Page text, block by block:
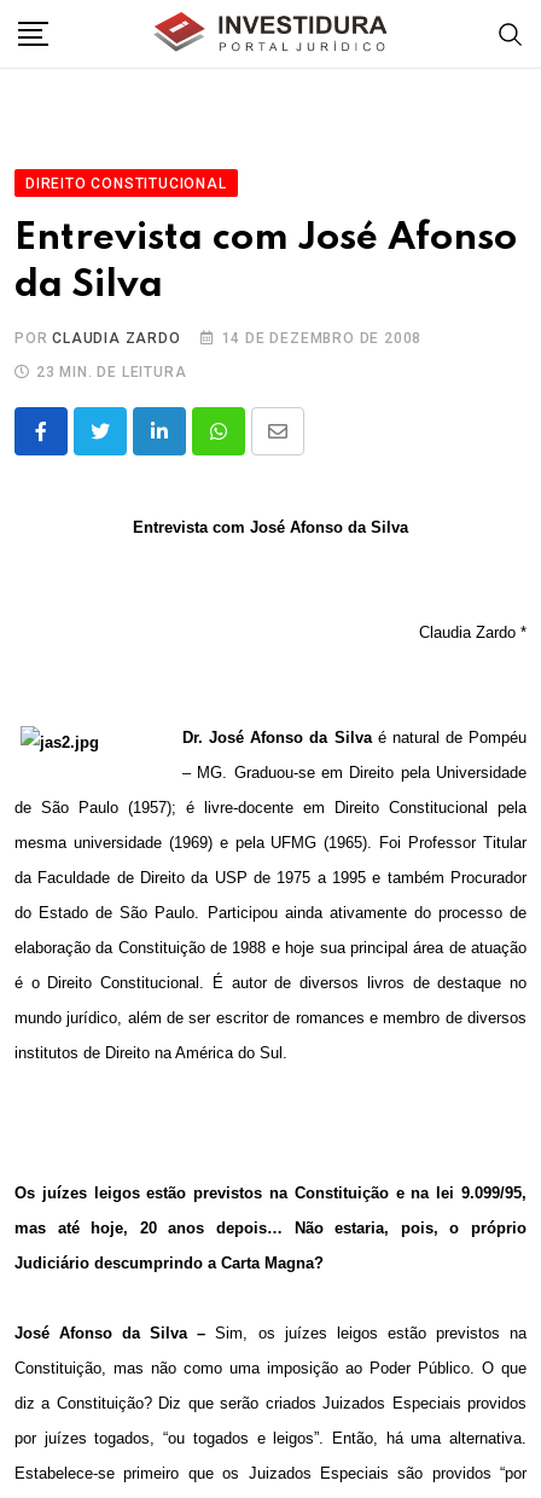
DIREITO CONSTITUCIONAL
Entrevista com José Afonso
da Silva
PORCLAUDIA ZARDO
14 DE DEZEMBRO DE 2008
23 MIN. DE LEITURA
LinkedInWhatsappShare
Email
Entrevista com José Afonso da Silva
Claudia Zardo *
Dr.José Afonso da Silvaé natural de Pompéu
– MG. Graduou-se em Direito pela Universidade
de São Paulo (1957); é livre-docente em Direito Constitucional
pela
mesma universidade (1969) e pela UFMG (1965). Foi Professor Titular
da Faculdade de Direito da USP de 1975 a1995 e também Procurador
do Estado de São Paulo. Participou ainda ativamente do processo de
elaboração da Constituição de 1988 e hoje sua principal área de atuação
é o Direito Constitucional. É autor de diversos livros de destaque no
mundo jurídico, além de ser escritor de romances e membro de diversos
institutos de Direito na América do Sul.
Os juízes leigos estão previstos na Constituição e na lei 9.099/95,
mas até hoje, 20 anos depois… Não estaria, pois, o próprio
Judiciário descumprindo a Carta Magna?
José Afonso da Silva– Sim, os juízes leigos estão previstos na
Constituição, mas não como uma imposição ao Poder Público. O que
diz a Constituição? Diz que serão criados Juizados Especiais providos
por juízes togados, “ou togados e leigos”. Então, há uma alternativa.
Estabelece-se primeiro que os Juizados Especiais são providos “por